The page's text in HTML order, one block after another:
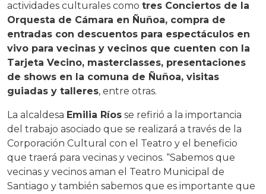
actividades culturales como tres Conciertos de la
Orquesta de Cámara en Ñuñoa, compra de
entradas con descuentos para espectáculos en
vivo para vecinas y vecinos que cuenten con la
Tarjeta Vecino, masterclasses, presentaciones
de shows en la comuna de Ñuñoa, visitas
guiadas y talleres, entre otras.
La alcaldesa Emilia Ríos se refirió a la importancia
del trabajo asociado que se realizará a través de la
Corporación Cultural con el Teatro y el beneficio
que traerá para vecinas y vecinos. “Sabemos que
vecinas y vecinos aman el Teatro Municipal de
Santiago y también sabemos que es importante que